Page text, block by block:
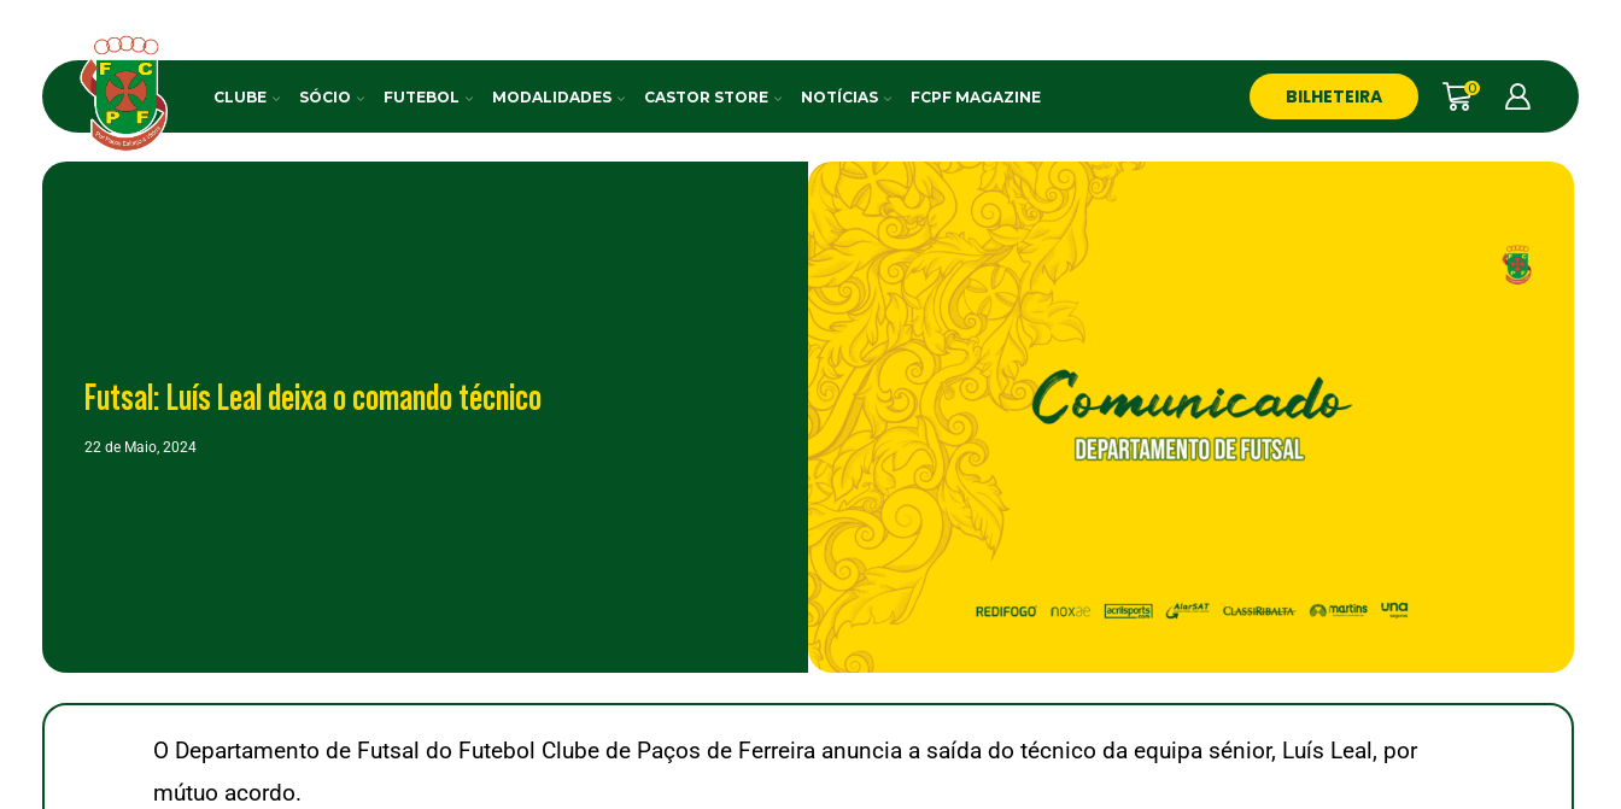
CLUBE SÓCIO FUTEBOL MODALIDADES CASTOR STORE NOTÍCIAS FCPF MAGAZINE BILHETEIRA 0
Futsal: Luís Leal deixa o comando técnico
22 de Maio, 2024
O Departamento de Futsal do Futebol Clube de Paços de Ferreira anuncia a saída do técnico da equipa sénior, Luís Leal, por
mútuo acordo.